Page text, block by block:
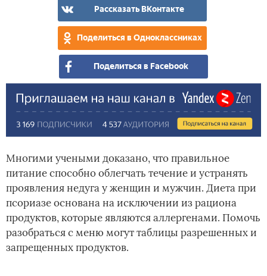
Рассказать ВКонтакте
Поделиться в Одноклассниках
Поделиться в Facebook
Многими учеными доказано, что правильное
питание способно облегчать течение и устранять
проявления недуга у женщин и мужчин. Диета при
псориазе основана на исключении из рациона
продуктов, которые являются аллергенами. Помочь
разобраться с меню могут таблицы разрешенных и
запрещенных продуктов.